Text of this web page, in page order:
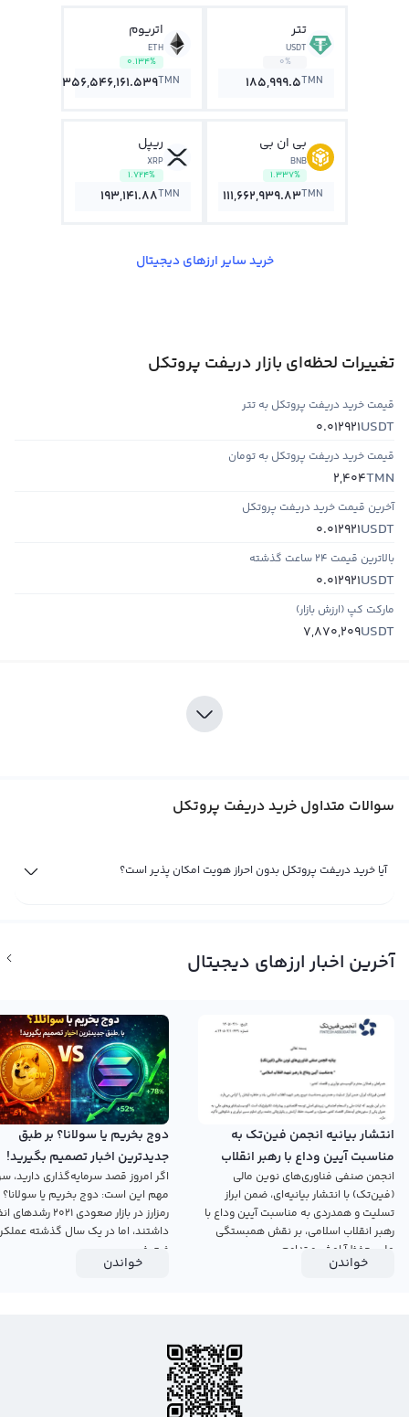
تتر
USDT
0%
185,999.5TMN
اتریوم
ETH
0.134%
356,546,161.539TMN
بی ان بی
BNB
1.337%
111,662,939.83TMN
ریپل
XRP
1.724%
193,141.88TMN
خرید سایر ارزهای دیجیتال
تغییرات لحظه‌ای بازار دریفت پروتکل
قیمت خرید دریفت پروتکل به تتر
USDT
0.012921
قیمت خرید دریفت پروتکل به تومان
TMN
2,404
آخرین قیمت خرید دریفت پروتکل
USDT
0.012921
بالاترین قیمت ۲۴ ساعت گذشته
USDT
0.012921
مارکت کپ (ارزش بازار)
USDT
7,870,209
سوالات متداول خرید دریفت پروتکل
آیا خرید دریفت پروتکل بدون احراز هویت امکان پذیر است؟
آخرین اخبار ارزهای دیجیتال
انتشار بیانیه انجمن فین‌تک به
مناسبت آیین وداع با رهبر انقلاب
اسلامی
انجمن صنفی فناوری‌های نوین مالی
(فین‌تک) با انتشار بیانیه‌ای، ضمن ابراز
تسلیت و همدردی به مناسبت آیین وداع با
رهبر انقلاب اسلامی، بر نقش همبستگی
ملی، حفظ آرامش و تداوم...
خواندن
دوج بخریم یا سولانا؟ بر طبق
جدیدترین اخبار تصمیم بگیرید!
اگر امروز قصد سرمایه‌گذاری دارید،
مهم این است: دوج بخریم یا
رمزارز در بازار صعودی ۲۰۲۱
داشتند، اما در یک سال گذشته
ضعیفی...
خواندن